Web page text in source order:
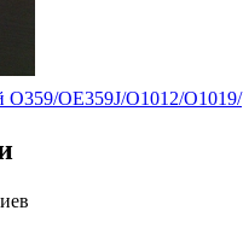
OE359J/O1012/O1019/